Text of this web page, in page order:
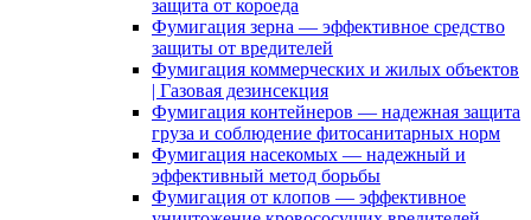
защита от короеда
Фумигация зерна — эффективное средство
защиты от вредителей
Фумигация коммерческих и жилых объектов
| Газовая дезинсекция
Фумигация контейнеров — надежная защита
груза и соблюдение фитосанитарных норм
Фумигация насекомых — надежный и
эффективный метод борьбы
Фумигация от клопов — эффективное